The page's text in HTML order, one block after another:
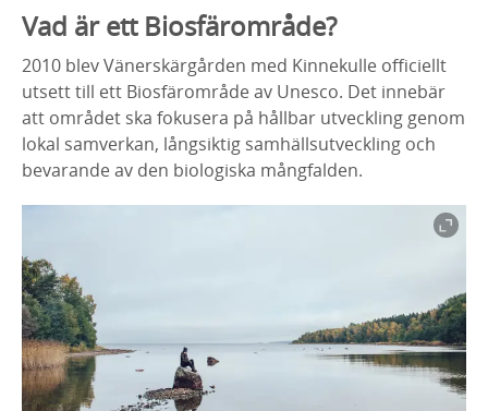
Vad är ett Biosfärområde?
2010 blev Vänerskärgården med Kinnekulle officiellt
utsett till ett Biosfärområde av Unesco. Det innebär
att området ska fokusera på hållbar utveckling genom
lokal samverkan, långsiktig samhällsutveckling och
bevarande av den biologiska mångfalden.